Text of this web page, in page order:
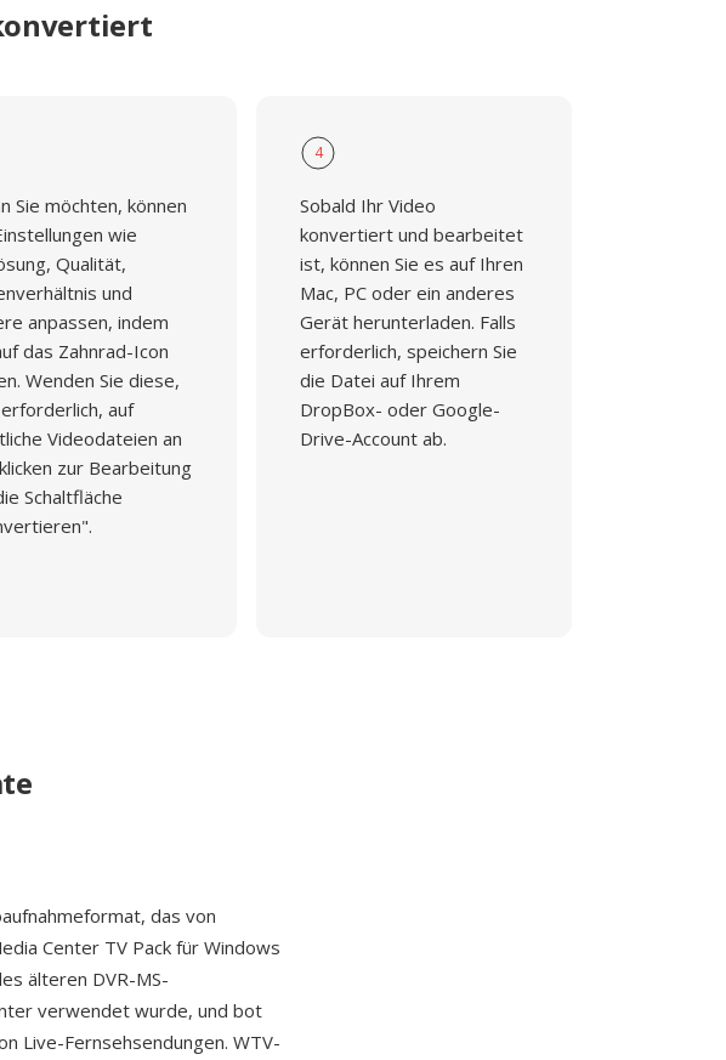
Sie möchten, können
wie
Qualität,
und
anpassen, indem
das Zahnrad-Icon
Wenden Sie diese,
auf
Videodateien an
zur Bearbeitung
Schaltfläche
4
Sobald Ihr Video
konvertiert und bearbeitet
ist, können Sie es auf Ihren
Mac, PC oder ein anderes
Gerät herunterladen. Falls
erforderlich, speichern Sie
die Datei auf Ihrem
DropBox- oder Google-
Drive-Account ab.
das von
Center TV Pack für Windows
älteren DVR-MS-
verwendet wurde, und bot
Live-Fernsehsendungen. WTV-